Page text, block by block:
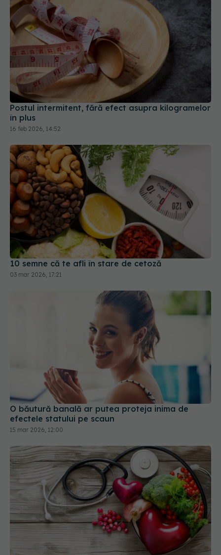
Postul intermitent, fără efect asupra kilogramelor
în plus
16 feb 2026, 14:52
10 semne că te afli în stare de cetoză
03 mar 2026, 17:21
O băutură banală ar putea proteja inima de
efectele statului pe scaun
15 mar 2026, 12:00